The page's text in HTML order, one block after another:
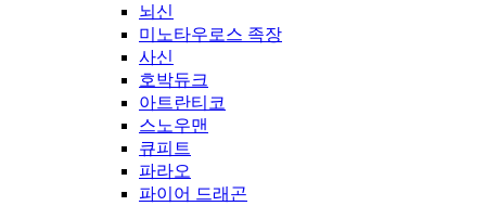
뇌신
미노타우로스 족장
사신
호박듀크
아트란티코
스노우맨
큐피트
파라오
파이어 드래곤